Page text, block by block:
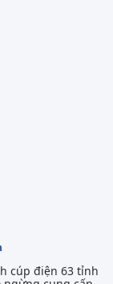
cúp điện 63 tỉnh